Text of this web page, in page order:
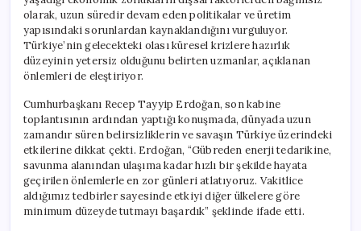
olarak, uzun süredir devam eden politikalar ve üretim
yapısındaki sorunlardan kaynaklandığını vurguluyor.
Türkiye’nin gelecekteki olası küresel krizlere hazırlık
düzeyinin yetersiz olduğunu belirten uzmanlar, açıklanan
önlemleri de eleştiriyor.
Cumhurbaşkanı Recep Tayyip Erdoğan, son kabine
toplantısının ardından yaptığı konuşmada, dünyada uzun
zamandır süren belirsizliklerin ve savaşın Türkiye üzerindeki
etkilerine dikkat çekti. Erdoğan, “Gübreden enerji tedarikine,
savunma alanından ulaşıma kadar hızlı bir şekilde hayata
geçirilen önlemlerle en zor günleri atlatıyoruz. Vakitlice
aldığımız tedbirler sayesinde etkiyi diğer ülkelere göre
minimum düzeyde tutmayı başardık” şeklinde ifade etti.